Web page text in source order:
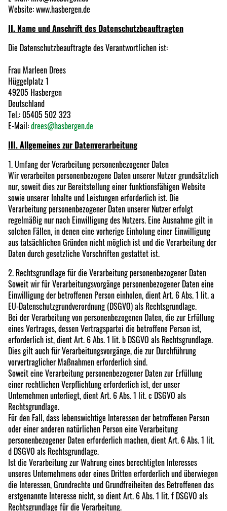
Website: www.hasbergen.de
II. Name und Anschrift des Datenschutzbeauftragten
Die Datenschutzbeauftragte des Verantwortlichen ist:
Frau Marleen Drees
Hüggelplatz 1
49205 Hasbergen
Deutschland
Tel.: 05405 502 323
E-Mail:drees@hasbergen.de
III. Allgemeines zur Datenverarbeitung
1. Umfang der Verarbeitung personenbezogener Daten
Wir verarbeiten personenbezogene Daten unserer Nutzer grundsätzlich
nur, soweit dies zur Bereitstellung einer funktionsfähigen Website
sowie unserer Inhalte und Leistungen erforderlich ist. Die
Verarbeitung personenbezogener Daten unserer Nutzer erfolgt
regelmäßig nur nach Einwilligung des Nutzers. Eine Ausnahme gilt in
solchen Fällen, in denen eine vorherige Einholung einer Einwilligung
aus tatsächlichen Gründen nicht möglich ist und die Verarbeitung der
Daten durch gesetzliche Vorschriften gestattet ist.
2. Rechtsgrundlage für die Verarbeitung personenbezogener Daten
Soweit wir für Verarbeitungsvorgänge personenbezogener Daten eine
Einwilligung der betroffenen Person einholen, dient Art. 6 Abs. 1 lit. a
EU-Datenschutzgrundverordnung (DSGVO) als Rechtsgrundlage.
Bei der Verarbeitung von personenbezogenen Daten, die zur Erfüllung
eines Vertrages, dessen Vertragspartei die betroffene Person ist,
erforderlich ist, dient Art. 6 Abs. 1 lit. b DSGVO als Rechtsgrundlage.
Dies gilt auch für Verarbeitungsvorgänge, die zur Durchführung
vorvertraglicher Maßnahmen erforderlich sind.
Soweit eine Verarbeitung personenbezogener Daten zur Erfüllung
einer rechtlichen Verpflichtung erforderlich ist, der unser
Unternehmen unterliegt, dient Art. 6 Abs. 1 lit. c DSGVO als
Rechtsgrundlage.
Für den Fall, dass lebenswichtige Interessen der betroffenen Person
oder einer anderen natürlichen Person eine Verarbeitung
personenbezogener Daten erforderlich machen, dient Art. 6 Abs. 1 lit.
d DSGVO als Rechtsgrundlage.
Ist die Verarbeitung zur Wahrung eines berechtigten Interesses
unseres Unternehmens oder eines Dritten erforderlich und überwiegen
die Interessen, Grundrechte und Grundfreiheiten des Betroffenen das
erstgenannte Interesse nicht, so dient Art. 6 Abs. 1 lit. f DSGVO als
Rechtsgrundlage für die Verarbeitung.